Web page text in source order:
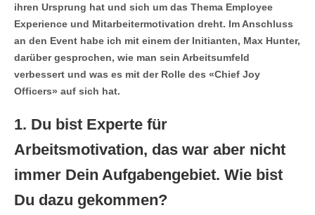
ihren Ursprung hat und sich um das Thema Employee
Experience und Mitarbeitermotivation dreht. Im Anschluss
an den Event habe ich mit einem der Initianten, Max Hunter,
darüber gesprochen, wie man sein Arbeitsumfeld
verbessert und was es mit der Rolle des «Chief Joy
Officers» auf sich hat.
1. Du bist Experte für
Arbeitsmotivation, das war aber nicht
immer Dein Aufgabengebiet. Wie bist
Du dazu gekommen?